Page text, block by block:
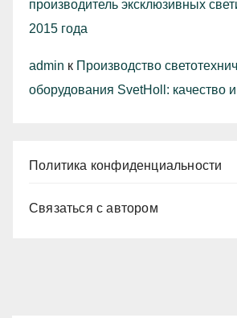
производитель эксклюзивных
2015 года
admin к Производство
оборудования SvetHoll: качество
Политика конфиденциальности
Связаться с автором